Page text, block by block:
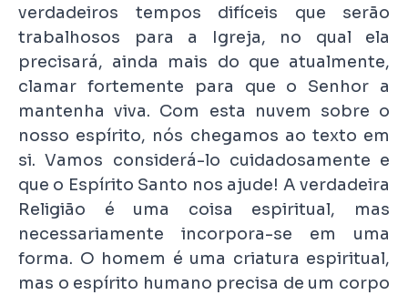
verdadeiros tempos difíceis que serão
trabalhosos para a Igreja, no qual ela
precisará, ainda mais do que atualmente,
clamar fortemente para que o Senhor a
mantenha viva. Com esta nuvem sobre o
nosso espírito, nós chegamos ao texto em
si. Vamos considerá-lo cuidadosamente e
que o Espírito Santo nos ajude! A verdadeira
Religião é uma coisa espiritual, mas
necessariamente incorpora-se em uma
forma. O homem é uma criatura espiritual,
mas o espírito humano precisa de um corpo